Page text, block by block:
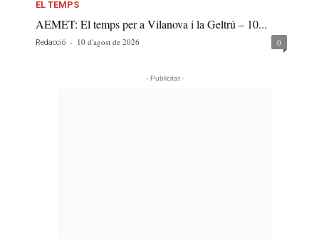
EL TEMPS
AEMET: El temps per a Vilanova i la Geltrú – 10...
Redacció - 10 d'agost de 2026 0
- Publicitat -